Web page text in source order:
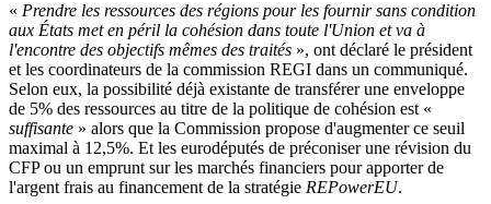
« Prendre les ressources des régions pour les fournir sans condition
aux États met en péril la cohésion dans toute l'Union et va à
l'encontre des objectifs mêmes des traités », ont déclaré le président
et les coordinateurs de la commission REGI dans un communiqué.
Selon eux, la possibilité déjà existante de transférer une enveloppe
de 5% des ressources au titre de la politique de cohésion est «
suffisante » alors que la Commission propose d'augmenter ce seuil
maximal à 12,5%. Et les eurodéputés de préconiser une révision du
CFP ou un emprunt sur les marchés financiers pour apporter de
l'argent frais au financement de la stratégie REPowerEU.